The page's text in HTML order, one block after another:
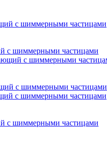
с шиммерными частицами
с шиммерными частицами
с шиммерными частицами